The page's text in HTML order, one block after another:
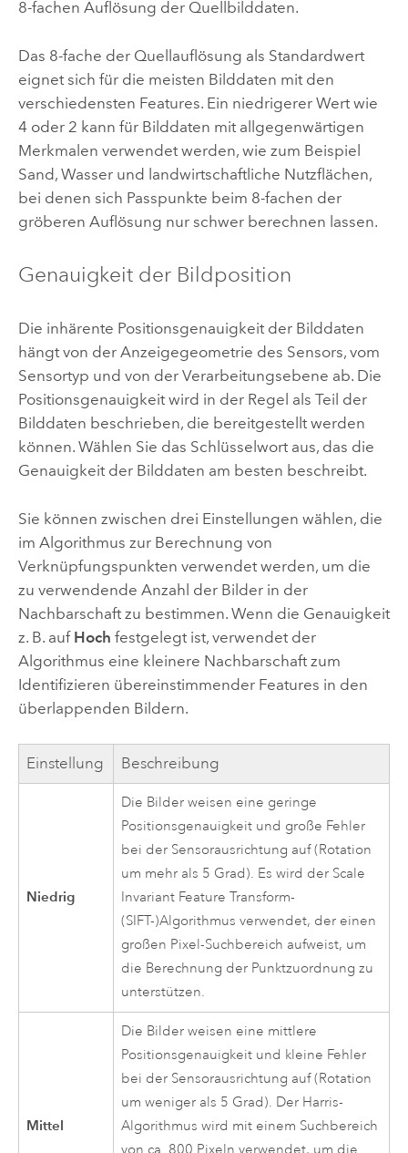
8-fachen Auflösung der Quellbilddaten.
Das 8-fache der Quellauflösung als Standardwert
eignet sich für die meisten Bilddaten mit den
verschiedensten Features. Ein niedrigerer Wert wie
4 oder 2 kann für Bilddaten mit allgegenwärtigen
Merkmalen verwendet werden, wie zum Beispiel
Sand, Wasser und landwirtschaftliche Nutzflächen,
bei denen sich Passpunkte beim 8-fachen der
gröberen Auflösung nur schwer berechnen lassen.
Genauigkeit der Bildposition
Die inhärente Positionsgenauigkeit der Bilddaten
hängt von der Anzeigegeometrie des Sensors, vom
Sensortyp und von der Verarbeitungsebene ab. Die
Positionsgenauigkeit wird in der Regel als Teil der
Bilddaten beschrieben, die bereitgestellt werden
können. Wählen Sie das Schlüsselwort aus, das die
Genauigkeit der Bilddaten am besten beschreibt.
Sie können zwischen drei Einstellungen wählen, die
im Algorithmus zur Berechnung von
Verknüpfungspunkten verwendet werden, um die
zu verwendende Anzahl der Bilder in der
Nachbarschaft zu bestimmen. Wenn die Genauigkeit
z. B. auf Hoch festgelegt ist, verwendet der
Algorithmus eine kleinere Nachbarschaft zum
Identifizieren übereinstimmender Features in den
überlappenden Bildern.
Einstellung Beschreibung
Niedrig
Die Bilder weisen eine geringe
Positionsgenauigkeit und große Fehler
bei der Sensorausrichtung auf (Rotation
um mehr als 5 Grad). Es wird der Scale
Invariant Feature Transform-
(SIFT-)Algorithmus verwendet, der einen
großen Pixel-Suchbereich aufweist, um
die Berechnung der Punktzuordnung zu
unterstützen.
Mittel
Die Bilder weisen eine mittlere
Positionsgenauigkeit und kleine Fehler
bei der Sensorausrichtung auf (Rotation
um weniger als 5 Grad). Der Harris-
Algorithmus wird mit einem Suchbereich